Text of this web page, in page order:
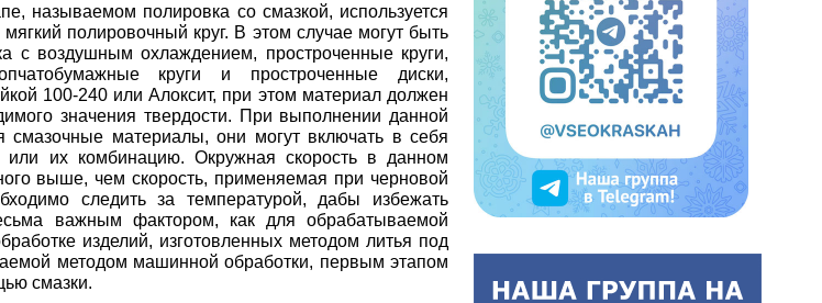
называемом полировка со смазкой, используется
полировочный круг. В этом случае могут быть
с воздушным охлаждением, простроченные круги,
круги и простроченные диски,
100-240 илиАлоксит, при этом материал должен
значения твердости. При выполнении данной
смазочные материалы, они могут включать в себя
или их комбинацию. Окружная скорость в данном
выше, чем скорость, применяемая при черновой
следить за температурой, дабы избежать
важным фактором, как для обрабатываемой
изделий, изготовленных методом литья под
методом машинной обработки, первым этапом
смазки.